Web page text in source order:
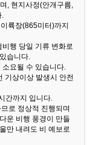
, 현지사정(안개구름,
.
륙장(865미터)까지
행 당일 기류 변화로
습니다.
요될 수 있습니다.
기상이상 발생시 안전
간까지 입니다.
로 정상적 진행되며
운 비행 풍경이 만들
만 내려도 비 예보로